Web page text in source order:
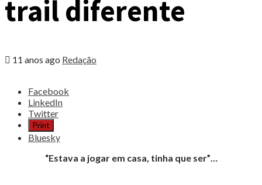
trail diferente
11 anos ago Redação
Share
post
Trail
Facebook
LinkedIn
Twitter
Print
Bluesky
“Estava a jogar em casa, tinha que ser”…